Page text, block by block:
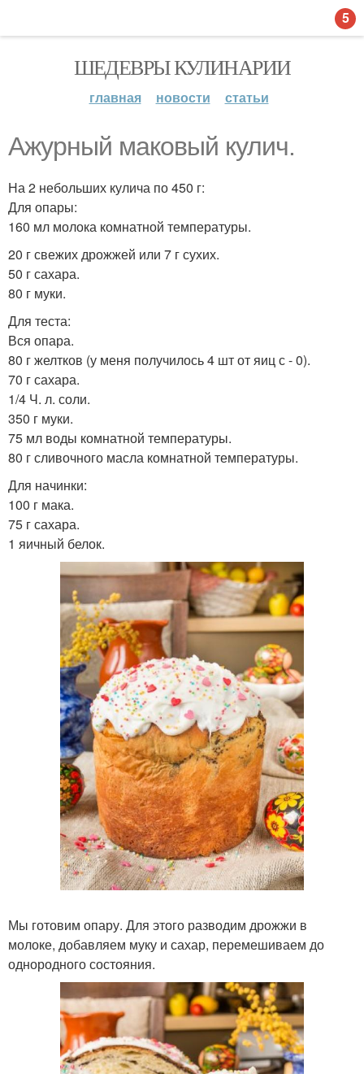
ШЕДЕВРЫ КУЛИНАРИИ
главная новости статьи
Ажурный маковый кулич.
На 2 небольших кулича по 450 г:
Для опары:
160 мл молока комнатной температуры.
20 г свежих дрожжей или 7 г сухих.
50 г сахара.
80 г муки.
Для теста:
Вся опара.
80 г желтков (у меня получилось 4 шт от яиц с - 0).
70 г сахара.
1/4 Ч. л. соли.
350 г муки.
75 мл воды комнатной температуры.
80 г сливочного масла комнатной температуры.
Для начинки:
100 г мака.
75 г сахара.
1 яичный белок.
Мы готовим опару. Для этого разводим дрожжи в
молоке, добавляем муку и сахар, перемешиваем до
однородного состояния.
5